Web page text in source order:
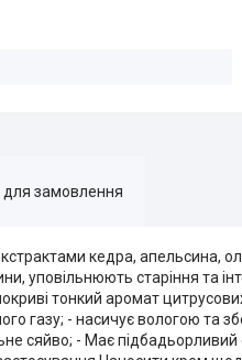
для замовлення
кедра, апельсина,
уповільнюють старіння та
тонкий аромат
газу; - насичує вологою та
сяйво; - Має